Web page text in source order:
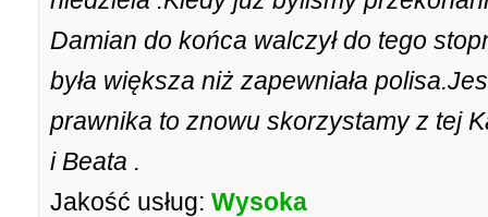
Damian do końca walczył do tego
była większa niż zapewniała
prawnika to znowu skorzystamy z tej
i Beata .
Jakość usług: Wysoka